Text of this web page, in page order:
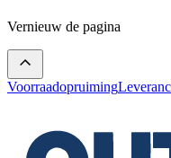
Vernieuw de pagina
Voorraadopruiming